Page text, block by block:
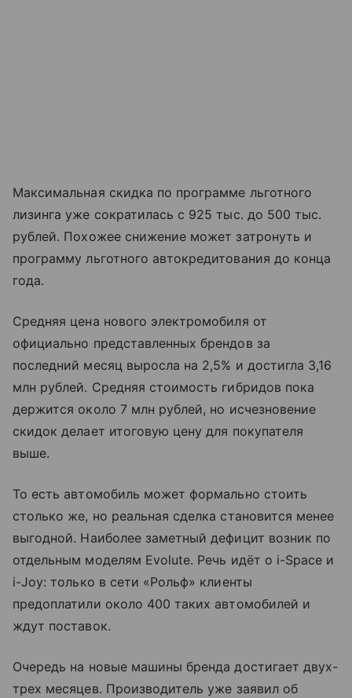
Максимальная скидка по программе льготного
лизинга уже сократилась с 925 тыс. до 500 тыс.
рублей. Похожее снижение может затронуть и
программу льготного автокредитования до конца
года.
Средняя цена нового электромобиля от
официально представленных брендов за
последний месяц выросла на 2,5% и достигла 3,16
млн рублей. Средняя стоимость гибридов пока
держится около 7 млн рублей, но исчезновение
скидок делает итоговую цену для покупателя
выше.
То есть автомобиль может формально стоить
столько же, но реальная сделка становится менее
выгодной. Наиболее заметный дефицит возник по
отдельным моделям Evolute. Речь идёт о i-Space и
i-Joy: только в сети «Рольф» клиенты
предоплатили около 400 таких автомобилей и
ждут поставок.
Очередь на новые машины бренда достигает двух-
трех месяцев. Производитель уже заявил об